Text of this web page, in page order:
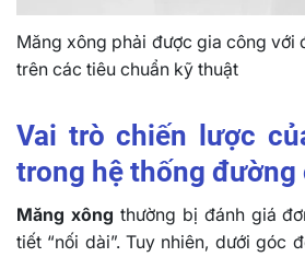
Măng xông phải được gia công với
trên các tiêu chuẩn kỹ thuật
Vai trò chiến lược
trong hệ thống đường
Măng xông thường bị đánh giá
tiết “nối dài”. Tuy nhiên, dưới góc